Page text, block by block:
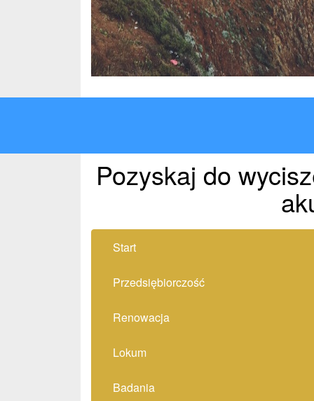
Pozyskaj do
Start
Przedsiębiorczość
Renowacja
Lokum
Badania